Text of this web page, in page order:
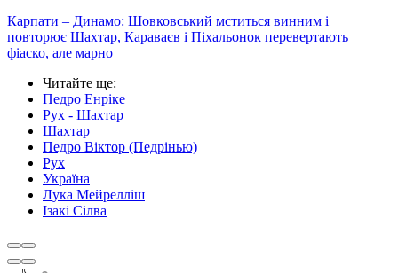
Карпати – Динамо: Шовковський мститься винним і
повторює Шахтар, Караваєв і Піхальонок перевертають
фіаско, але марно
Читайте ще:
Педро Енріке
Рух - Шахтар
Шахтар
Педро Віктор (Педрінью)
Рух
Україна
Лука Мейрелліш
Ізакі Сілва